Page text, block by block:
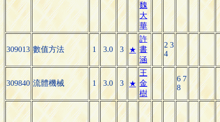
魏
大
華
309013 數值方法 1 3.0 3 ★
許
書
涵
2 3
4
309840 流體機械 1 3.0 3 ★
王
金
樹
6 7
8